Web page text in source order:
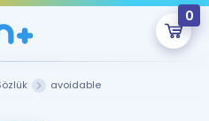
0
avoidable